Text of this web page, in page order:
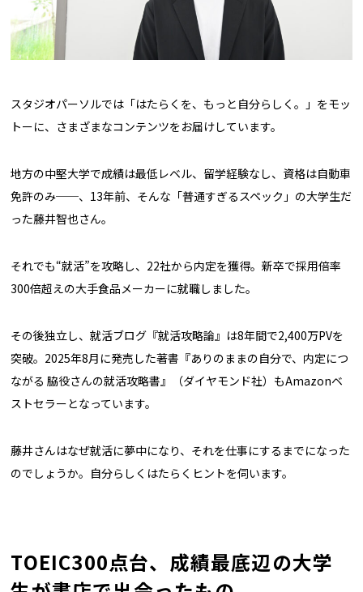
スタジオパーソルでは「はたらくを、もっと自分らしく。」をモッ
トーに、さまざまなコンテンツをお届けしています。
地方の中堅大学で成績は最低レベル、留学経験なし、資格は自動車
免許のみ──、13年前、そんな「普通すぎるスペック」の大学生だ
った藤井智也さん。
それでも“就活”を攻略し、22社から内定を獲得。新卒で採用倍率
300倍超えの大手食品メーカーに就職しました。
その後独立し、就活ブログ『就活攻略論』は8年間で2,400万PVを
突破。2025年8月に発売した著書『ありのままの自分で、内定につ
ながる 脇役さんの就活攻略書』（ダイヤモンド社）もAmazonベ
ストセラーとなっています。
藤井さんはなぜ就活に夢中になり、それを仕事にするまでになった
のでしょうか。自分らしくはたらくヒントを伺います。
TOEIC300点台、成績最底辺の大学